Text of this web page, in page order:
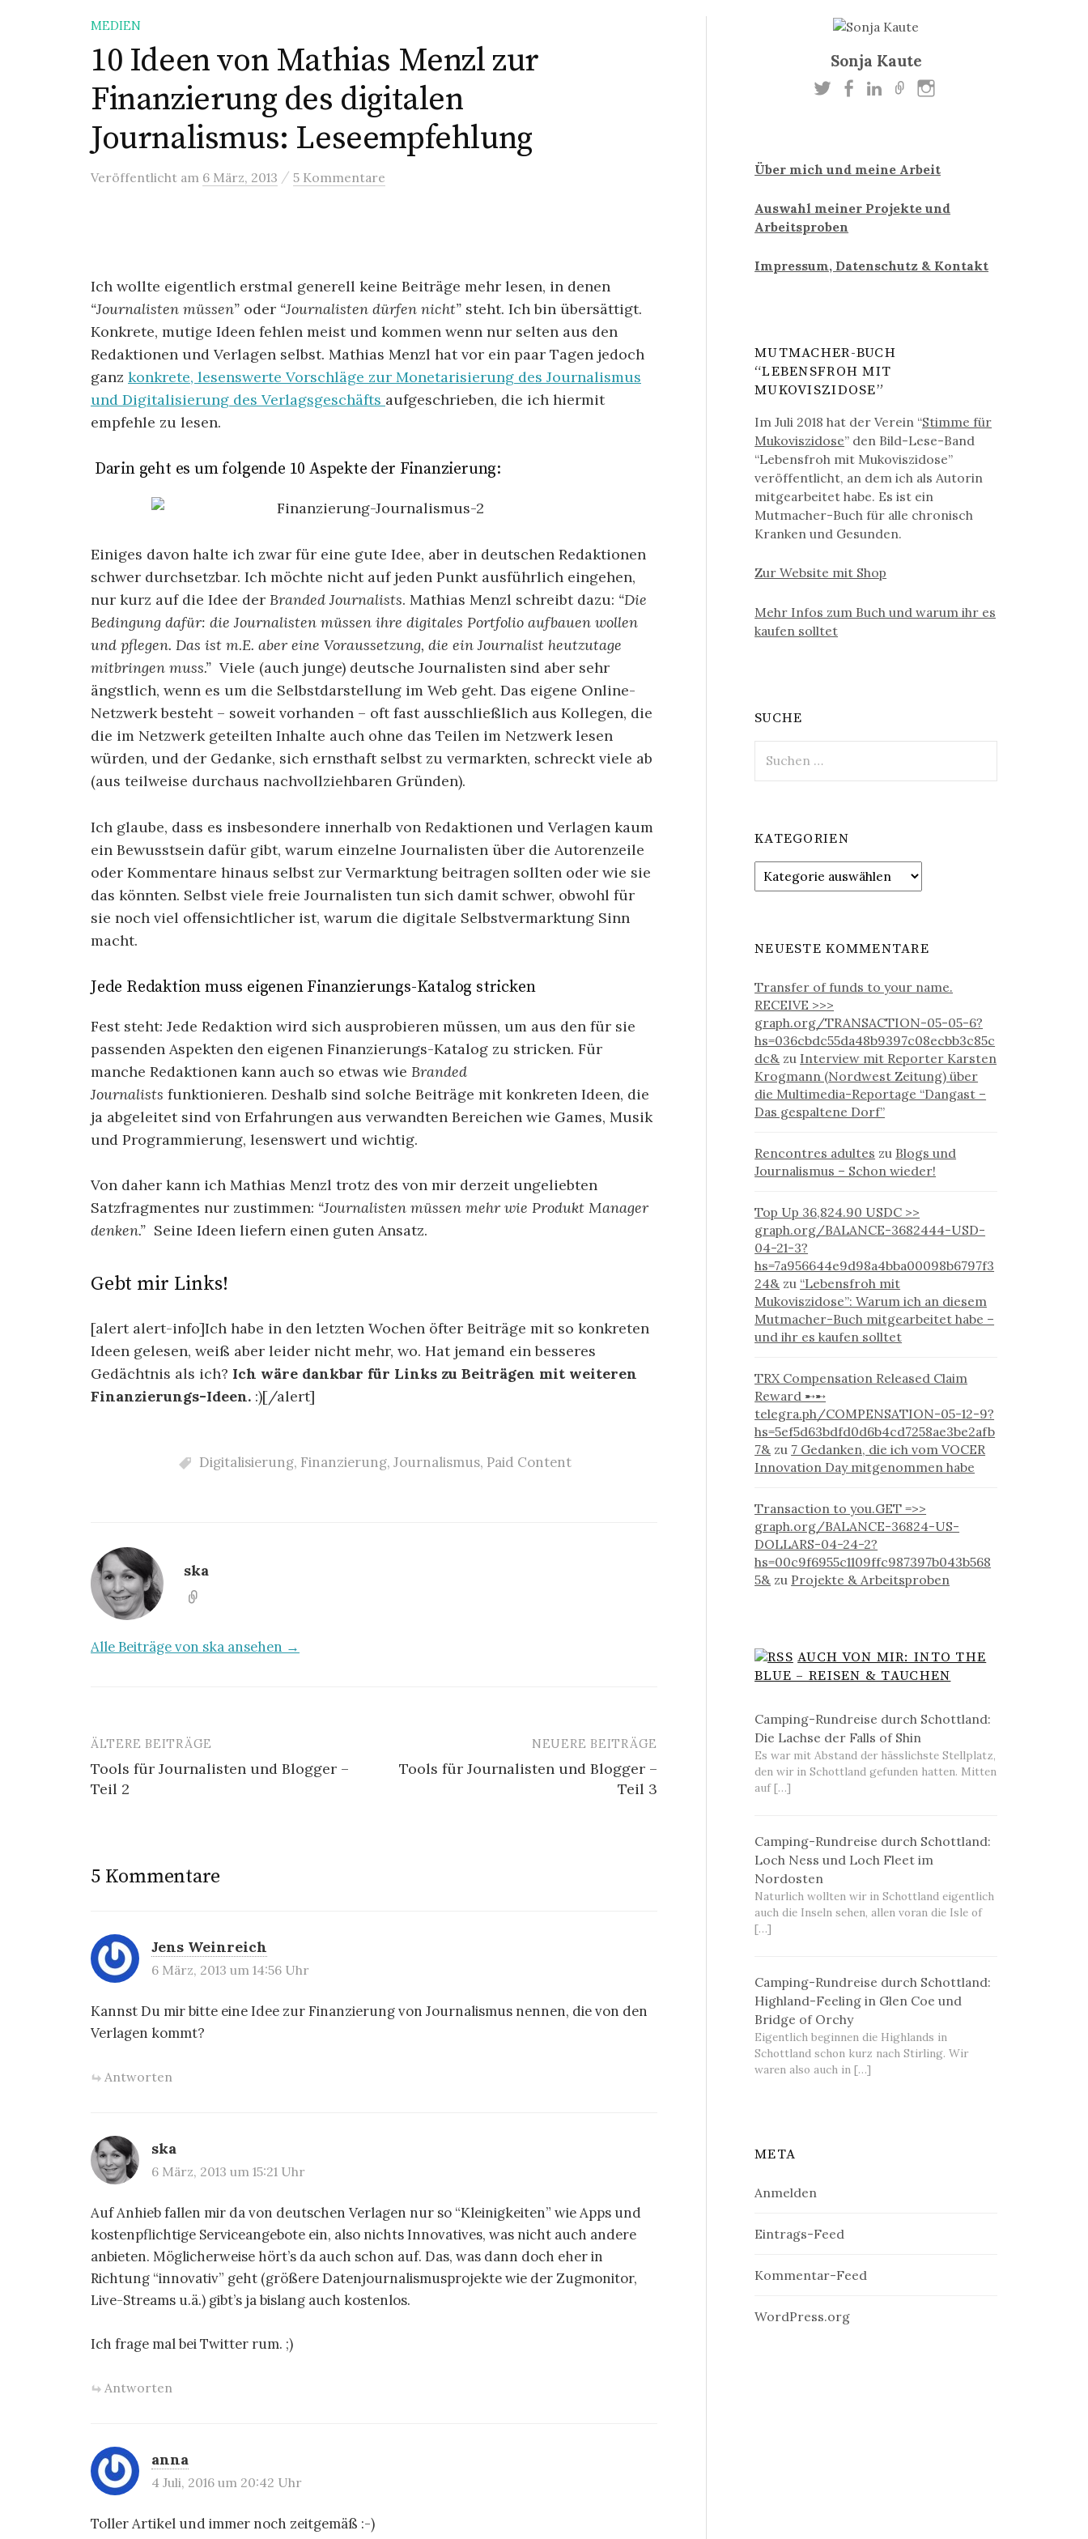
MEDIEN
10 Ideen von Mathias Menzl zur
Finanzierung des digitalen
Journalismus: Leseempfehlung
Veröffentlicht am 6 März, 2013 / 5 Kommentare
Ich wollte eigentlich erstmal generell keine Beiträge mehr lesen, in denen
“Journalisten müssen” oder “Journalisten dürfen nicht” steht. Ich bin übersättigt.
Konkrete, mutige Ideen fehlen meist und kommen wenn nur selten aus den
Redaktionen und Verlagen selbst. Mathias Menzl hat vor ein paar Tagen jedoch
ganz konkrete, lesenswerte Vorschläge zur Monetarisierung des Journalismus
und Digitalisierung des Verlagsgeschäfts aufgeschrieben, die ich hiermit
empfehle zu lesen.
Darin geht es um folgende 10 Aspekte der Finanzierung:
Einiges davon halte ich zwar für eine gute Idee, aber in deutschen Redaktionen
schwer durchsetzbar. Ich möchte nicht auf jeden Punkt ausführlich eingehen,
nur kurz auf die Idee der Branded Journalists. Mathias Menzl schreibt dazu: “Die
Bedingung dafür: die Journalisten müssen ihre digitales Portfolio aufbauen wollen
und pflegen. Das ist m.E. aber eine Voraussetzung, die ein Journalist heutzutage
mitbringen muss.” Viele (auch junge) deutsche Journalisten sind aber sehr
ängstlich, wenn es um die Selbstdarstellung im Web geht. Das eigene Online-
Netzwerk besteht – soweit vorhanden – oft fast ausschließlich aus Kollegen, die
die im Netzwerk geteilten Inhalte auch ohne das Teilen im Netzwerk lesen
würden, und der Gedanke, sich ernsthaft selbst zu vermarkten, schreckt viele ab
(aus teilweise durchaus nachvollziehbaren Gründen).
Ich glaube, dass es insbesondere innerhalb von Redaktionen und Verlagen kaum
ein Bewusstsein dafür gibt, warum einzelne Journalisten über die Autorenzeile
oder Kommentare hinaus selbst zur Vermarktung beitragen sollten oder wie sie
das könnten. Selbst viele freie Journalisten tun sich damit schwer, obwohl für
sie noch viel offensichtlicher ist, warum die digitale Selbstvermarktung Sinn
macht.
Jede Redaktion muss eigenen Finanzierungs-Katalog stricken
Fest steht: Jede Redaktion wird sich ausprobieren müssen, um aus den für sie
passenden Aspekten den eigenen Finanzierungs-Katalog zu stricken. Für
manche Redaktionen kann auch so etwas wie Branded
Journalists funktionieren. Deshalb sind solche Beiträge mit konkreten Ideen, die
ja abgeleitet sind von Erfahrungen aus verwandten Bereichen wie Games, Musik
und Programmierung, lesenswert und wichtig.
Von daher kann ich Mathias Menzl trotz des von mir derzeit ungeliebten
Satzfragmentes nur zustimmen: “Journalisten müssen mehr wie Produkt Manager
denken.” Seine Ideen liefern einen guten Ansatz.
Gebt mir Links!
[alert alert-info]Ich habe in den letzten Wochen öfter Beiträge mit so konkreten
Ideen gelesen, weiß aber leider nicht mehr, wo. Hat jemand ein besseres
Gedächtnis als ich? Ich wäre dankbar für Links zu Beiträgen mit weiteren
Finanzierungs-Ideen. :)[/alert]
Digitalisierung, Finanzierung, Journalismus, Paid Content
ska
Alle Beiträge von ska ansehen →
B
t
a
g
s
a
i
g
a
t
i
o
n
ÄLTERE BEITRÄGE
Tools für Journalisten und Blogger –
Teil 2
NEUERE BEITRÄGE
Tools für Journalisten und Blogger –
Teil 3
5 Kommentare
Jens Weinreich
6 März, 2013 um 14:56 Uhr
Kannst Du mir bitte eine Idee zur Finanzierung von Journalismus nennen, die von den
Verlagen kommt?
Antworten
ska
6 März, 2013 um 15:21 Uhr
Auf Anhieb fallen mir da von deutschen Verlagen nur so “Kleinigkeiten” wie Apps und
kostenpflichtige Serviceangebote ein, also nichts Innovatives, was nicht auch andere
anbieten. Möglicherweise hört’s da auch schon auf. Das, was dann doch eher in
Richtung “innovativ” geht (größere Datenjournalismusprojekte wie der Zugmonitor,
Live-Streams u.ä.) gibt’s ja bislang auch kostenlos.
Ich frage mal bei Twitter rum. ;)
Antworten
anna
4 Juli, 2016 um 20:42 Uhr
Toller Artikel und immer noch zeitgemäß :-)
Sonja Kaute
Über mich und meine Arbeit
Auswahl meiner Projekte und
Arbeitsproben
Impressum, Datenschutz & Kontakt
MUTMACHER-BUCH
“LEBENSFROH MIT
MUKOVISZIDOSE”
Im Juli 2018 hat der Verein “Stimme für
Mukoviszidose” den Bild-Lese-Band
“Lebensfroh mit Mukoviszidose”
veröffentlicht, an dem ich als Autorin
mitgearbeitet habe. Es ist ein
Mutmacher-Buch für alle chronisch
Kranken und Gesunden.
Zur Website mit Shop
Mehr Infos zum Buch und warum ihr es
kaufen solltet
SUCHE
c
n
n
KATEGORIEN
a
g
r
i
e
n
NEUESTE KOMMENTARE
Transfer of funds to your name.
RECEIVE >>>
graph.org/TRANSACTION-05-05-6?
hs=036cbdc55da48b9397c08ecbb3c85c
dc& zu Interview mit Reporter Karsten
Krogmann (Nordwest Zeitung) über
die Multimedia-Reportage “Dangast –
Das gespaltene Dorf”
Rencontres adultes zu Blogs und
Journalismus – Schon wieder!
Top Up 36,824.90 USDC >>
graph.org/BALANCE-3682444-USD-
04-21-3?
hs=7a956644e9d98a4bba00098b6797f3
24& zu “Lebensfroh mit
Mukoviszidose”: Warum ich an diesem
Mutmacher-Buch mitgearbeitet habe –
und ihr es kaufen solltet
TRX Compensation Released Claim
Reward ➸➸
telegra.ph/COMPENSATION-05-12-9?
hs=5ef5d63bdfd0d6b4cd7258ae3be2afb
7& zu 7 Gedanken, die ich vom VOCER
Innovation Day mitgenommen habe
Transaction to you.GET =>>
graph.org/BALANCE-36824-US-
DOLLARS-04-24-2?
hs=00c9f6955c1109ffc987397b043b568
5& zu Projekte & Arbeitsproben
AUCH VON MIR: INTO THE
BLUE – REISEN & TAUCHEN
Camping-Rundreise durch Schottland:
Die Lachse der Falls of Shin
Es war mit Abstand der hässlichste Stellplatz,
den wir in Schottland gefunden hatten. Mitten
auf […]
Camping-Rundreise durch Schottland:
Loch Ness und Loch Fleet im
Nordosten
Naturlich wollten wir in Schottland eigentlich
auch die Inseln sehen, allen voran die Isle of
[…]
Camping-Rundreise durch Schottland:
Highland-Feeling in Glen Coe und
Bridge of Orchy
Eigentlich beginnen die Highlands in
Schottland schon kurz nach Stirling. Wir
waren also auch in […]
META
Anmelden
Eintrags-Feed
Kommentar-Feed
WordPress.org